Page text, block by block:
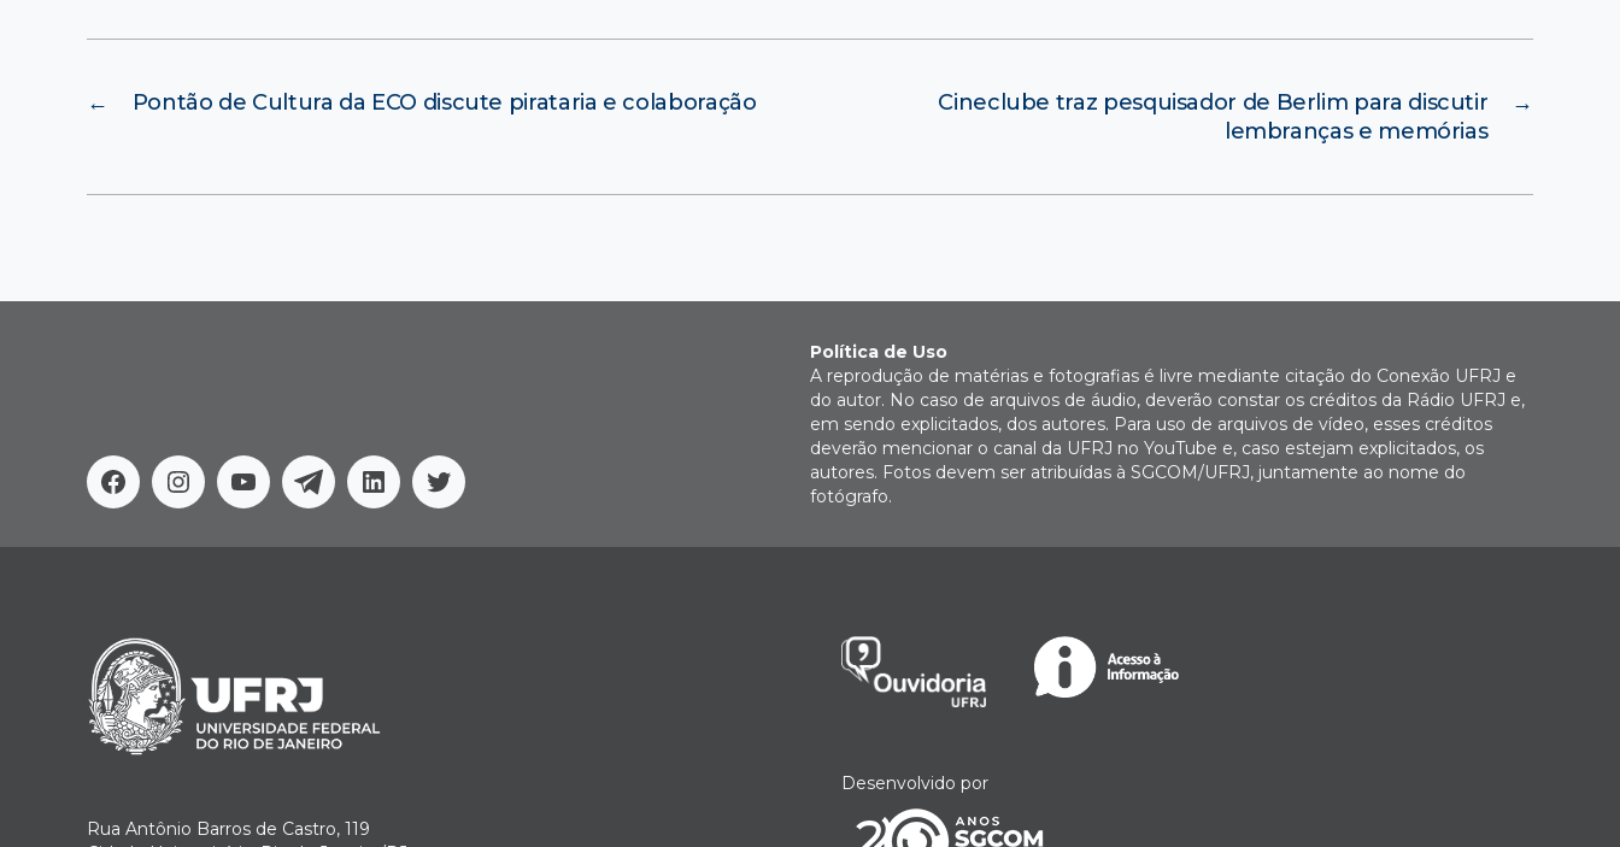
← Pontão de Cultura da ECO discute pirataria e colaboração →
Cineclube traz pesquisador de Berlim para discutir
lembranças e memórias
FacebookInstagram
YoutubeTelegramLinkedinTwitter
Política de Uso
A reprodução de matérias e fotografias é livre mediante citação do Conexão UFRJ e
do autor. No caso de arquivos de áudio, deverão constar os créditos da Rádio UFRJ e,
em sendo explicitados, dos autores. Para uso de arquivos de vídeo, esses créditos
deverão mencionar o canal da UFRJ no YouTube e, caso estejam explicitados, os
autores. Fotos devem ser atribuídas à SGCOM/UFRJ, juntamente ao nome do
fotógrafo.
Rua Antônio Barros de Castro, 119
Desenvolvido por